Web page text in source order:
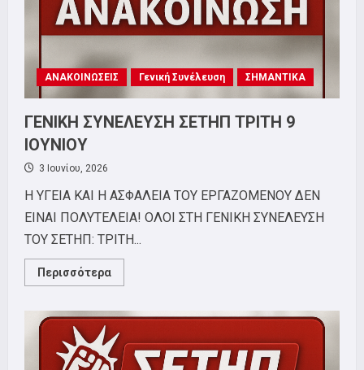
ΑΝΑΚΟΙΝΩΣΕΙΣ Γενική Συνέλευση ΣΗΜΑΝΤΙΚΑ
ΓΕΝΙΚΗ ΣΥΝΕΛΕΥΣΗ ΣΕΤΗΠ ΤΡΙΤΗ 9
ΙΟΥΝΙΟΥ
3 Ιουνίου, 2026
Η ΥΓΕΙΑ ΚΑΙ Η ΑΣΦΑΛΕΙΑ ΤΟΥ ΕΡΓΑΖΟΜΕΝΟΥ ΔΕΝ
ΕΙΝΑΙ ΠΟΛΥΤΕΛΕΙΑ! ΟΛΟΙ ΣΤΗ ΓΕΝΙΚΗ ΣΥΝΕΛΕΥΣΗ
ΤΟΥ ΣΕΤΗΠ: ΤΡΙΤΗ...
Περισσότερα
more
ΣΥΝΕΛΕΥΣΗ
ΤΡΙΤΗ
9
ΙΟΥΝΙΟΥ